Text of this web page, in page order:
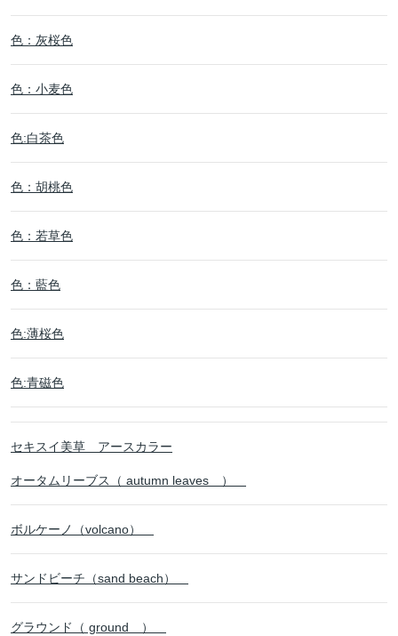
色：灰桜色
色：小麦色
色:白茶色
色：胡桃色
色：若草色
色：藍色
色:薄桜色
色:青磁色
セキスイ美草 アースカラー
オータムリーブス（ autumn leaves ）
ボルケーノ（volcano）
サンドビーチ（sand beach）
グラウンド（ ground ）